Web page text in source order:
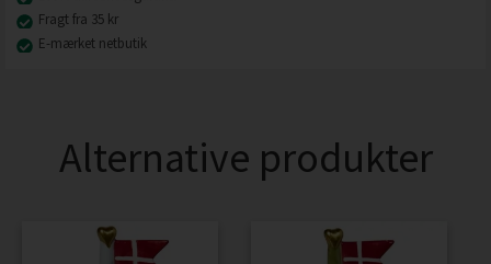
Fragt fra 35 kr
E-mærket netbutik
Alternative produkter